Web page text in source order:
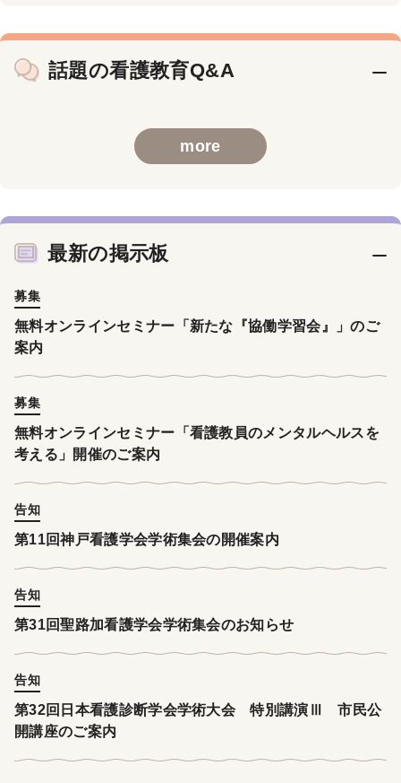
話題の看護教育Q&A
more
最新の掲示板
募集
無料オンラインセミナー「新たな『協働学習会』」のご
案内
募集
無料オンラインセミナー「看護教員のメンタルヘルスを
考える」開催のご案内
告知
第11回神戸看護学会学術集会の開催案内
告知
第31回聖路加看護学会学術集会のお知らせ
告知
第32回日本看護診断学会学術大会 特別講演Ⅲ 市民公
開講座のご案内